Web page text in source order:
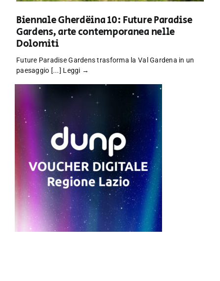
Biennale Gherdëina 10: Future Paradise
Gardens, arte contemporanea nelle
Dolomiti
Future Paradise Gardens trasforma la Val Gardena in un
paesaggio [...] Leggi →